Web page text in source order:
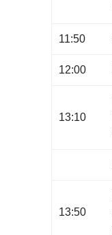
11:50
12:00
13:10
13:50